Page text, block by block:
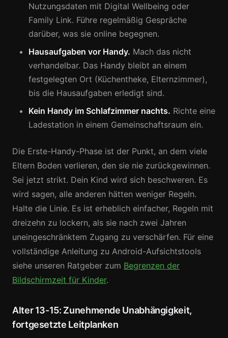
Nutzungsdaten mit Digital Wellbeing oder
Family Link. Führe regelmäßig Gespräche
darüber, was sie online begegnen.
Hausaufgaben vor Handy. Mach das nicht
verhandelbar. Das Handy bleibt an einem
festgelegten Ort (Küchentheke, Elternzimmer),
bis die Hausaufgaben erledigt sind.
Kein Handy im Schlafzimmer nachts. Richte eine
Ladestation in einem Gemeinschaftsraum ein.
Die Erste-Handy-Phase ist der Punkt, an dem viele
Eltern Boden verlieren, den sie nie zurückgewinnen.
Sei jetzt strikt. Dein Kind wird sich beschweren. Es
wird sagen, alle anderen hätten weniger Regeln.
Halte die Linie. Es ist erheblich einfacher, Regeln mit
dreizehn zu lockern, als sie nach zwei Jahren
uneingeschränktem Zugang zu verschärfen. Für eine
vollständige Anleitung zu Android-Aufsichtstools
siehe unseren Ratgeber zum Begrenzen der
Bildschirmzeit für Kinder.
Alter 13-15: Zunehmende Unabhängigkeit,
fortgesetzte Leitplanken